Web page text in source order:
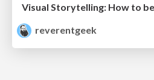
reverentgeek